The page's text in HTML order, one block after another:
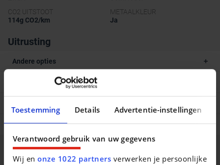
Toestemming Details Advertentie-instellingen
Verantwoord gebruik van uw gegevens
Wij enonze 1022 partners verwerken je persoonlijke
CO2 UITSTOOT
114g CO2/km
METAALKLEUR
Ja
Uitrusting
Andere opties
Veiligheidsopties
Comfort en uitrusting
Beschrijving van het voertuig occasie